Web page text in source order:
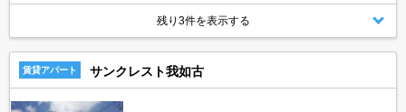
残り3件を表示する
賃貸アパート サンクレスト我如古